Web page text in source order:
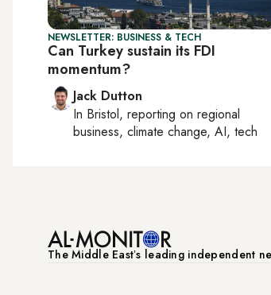
NEWSLETTER: BUSINESS & TECH
Can Turkey sustain its FDI
momentum?
Jack Dutton
In Bristol, reporting on regional
business, climate change, AI, tech
The Middle Eastʼs leading independent